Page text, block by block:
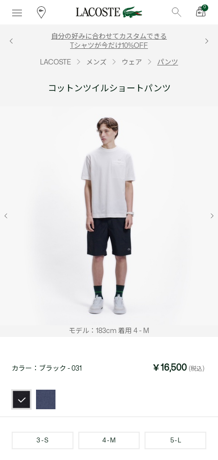
0
自分の好みに合わせてカスタムできる
Tシャツが今だけ10%OFF
LACOSTE メンズ ウェア パンツ
コットンツイルショートパンツ
モデル：183cm 着用 4 - M
カラー： ブラック - 031 ￥16,500 (税込)
3 - S 4 - M 5 - L